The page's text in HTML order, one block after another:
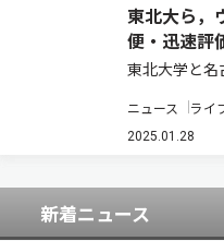
東北大ら，
便・迅速評
東北大学と名
ブ（M2-NR
ス）。 ウイ
ニュース ライ
2025.01.28
新着ニュース